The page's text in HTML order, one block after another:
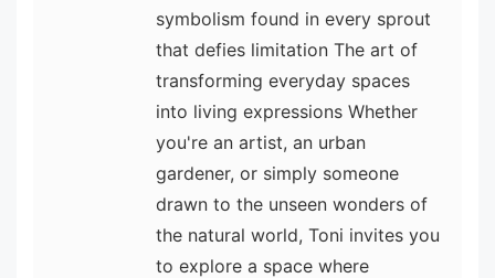
symbolism found in every sprout
that defies limitation The art of
transforming everyday spaces
into living expressions Whether
you're an artist, an urban
gardener, or simply someone
drawn to the unseen wonders of
the natural world, Toni invites you
to explore a space where